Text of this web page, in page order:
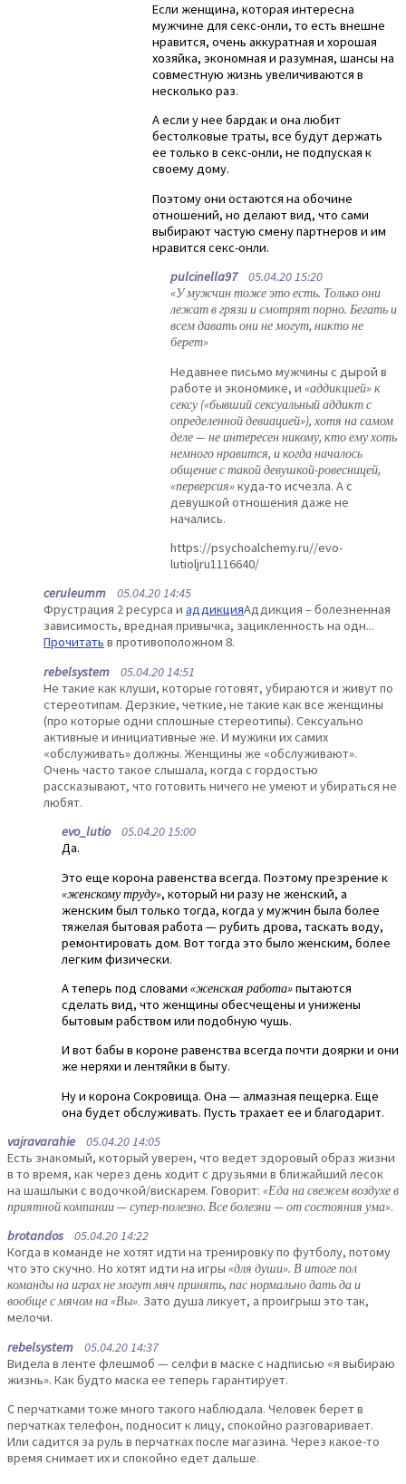
Если женщина, которая интересна
мужчине для секс-онли, то есть внешне
нравится, очень аккуратная и хорошая
хозяйка, экономная и разумная, шансы на
совместную жизнь увеличиваются в
несколько раз.
А если у нее бардак и она любит
бестолковые траты, все будут держать
ее только в секс-онли, не подпуская к
своему дому.
Поэтому они остаются на обочине
отношений, но делают вид, что сами
выбирают частую смену партнеров и им
нравится секс-онли.
pulcinella9705.04.20 15:20
«У мужчин тоже это есть. Только они
лежат в грязи и смотрят порно. Бегать и
всем давать они не могут, никто не
берет»
Недавнее письмо мужчины с дырой в
работе и экономике, и «аддикцией» к
сексу («бывший сексуальный аддикт с
определенной девиацией»), хотя на самом
деле — не интересен никому, кто ему хоть
немного нравится, и когда началось
общение с такой девушкой-ровесницей,
«перверсия»куда-то исчезла. А с
девушкой отношения даже не
начались.
https://psychoalchemy.ru//evo-
lutioljru1116640/
ceruleumm 05.04.20 14:45
Фрустрация 2 ресурса и аддикцияАддикция – болезненная
зависимость, вредная привычка, зацикленность на одн...
Прочитать в противоположном 8.
rebelsystem 05.04.20 14:51
Не такие как клуши, которые готовят, убираются и живут по
стереотипам. Дерзкие, четкие, не такие как все женщины
(про которые одни сплошные стереотипы). Сексуально
активные и инициативные же. И мужики их самих
«обслуживать» должны. Женщины же «обслуживают».
Очень часто такое слышала, когда с гордостью
рассказывают, что готовить ничего не умеют и убираться не
любят.
evo_lutio05.04.20 15:00
Да.
Это еще корона равенства всегда. Поэтому презрение к
«женскому труду», который ни разу не женский, а
женским был только тогда, когда у мужчин была более
тяжелая бытовая работа — рубить дрова, таскать воду,
ремонтировать дом. Вот тогда это было женским, более
легким физически.
А теперь под словами «женская работа»пытаются
сделать вид, что женщины обесчещены и унижены
бытовым рабством или подобную чушь.
И вот бабы в короне равенства всегда почти доярки и они
же неряхи и лентяйки в быту.
Ну и корона Сокровища. Она — алмазная пещерка. Еще
она будет обслуживать. Пусть трахает ее и благодарит.
vajravarahie 05.04.20 14:05
Есть знакомый, который уверен, что ведет здоровый образ жизни
в то время, как через день ходит с друзьями в ближайший лесок
на шашлыки с водочкой/вискарем. Говорит: «Еда на свежем воздухе в
приятной компании — супер-полезно. Все болезни — от состояния ума».
brotandos 05.04.20 14:22
Когда в команде не хотят идти на тренировку по футболу, потому
что это скучно. Но хотят идти на игры «для души». В итоге пол
команды на играх не могут мяч принять, пас нормально дать да и
вообще с мячом на «Вы». Зато душа ликует, а проигрыш это так,
мелочи.
rebelsystem 05.04.20 14:37
Видела в ленте флешмоб — селфи в маске с надписью «я выбираю
жизнь». Как будто маска ее теперь гарантирует.
С перчатками тоже много такого наблюдала. Человек берет в
перчатках телефон, подносит к лицу, спокойно разговаривает.
Или садится за руль в перчатках после магазина. Через какое-то
время снимает их и спокойно едет дальше.